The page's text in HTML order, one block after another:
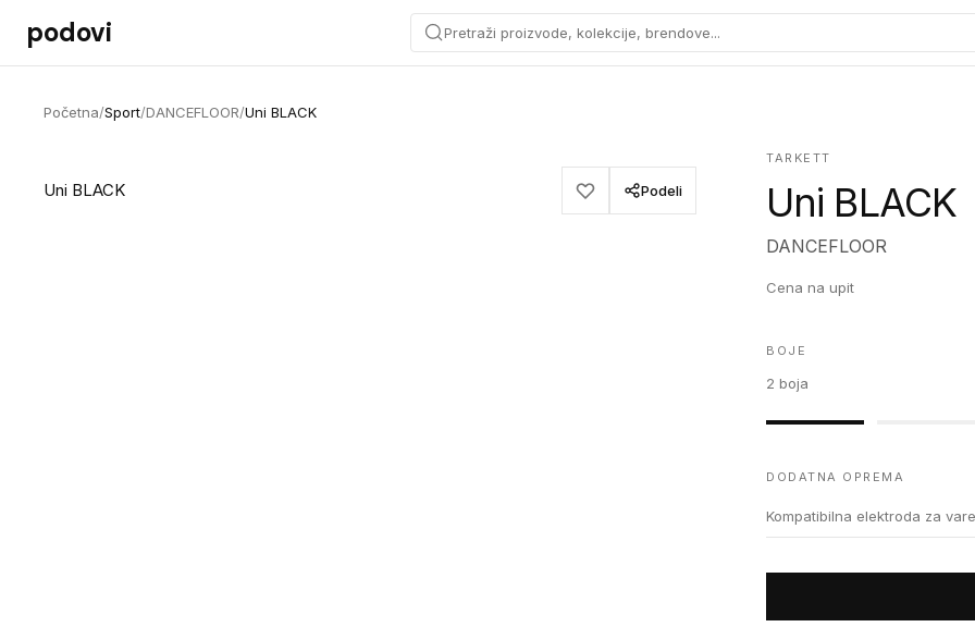
Preskoči na sadržaj
podovi Pretraži proizvode, kolekcije, brendove...
Početna/Sport/DANCEFLOOR/Uni BLACK
Uni BLACK Podeli
TARKETT
Uni BLACK
DANCEFLOOR
Cena na upit
BOJE
2 boja
DODATNA OPREMA
Kompatibilna elektroda za